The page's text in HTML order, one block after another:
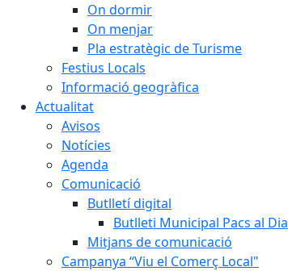
On dormir
On menjar
Pla estratègic de Turisme
Festius Locals
Informació geogràfica
Actualitat
Avisos
Notícies
Agenda
Comunicació
Butlletí digital
Butlleti Municipal Pacs al Dia
Mitjans de comunicació
Campanya “Viu el Comerç Local"